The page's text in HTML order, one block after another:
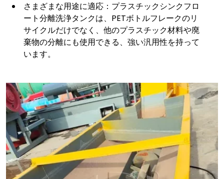
さまざまな用途に適応：プラスチックシンクフロ
ート分離洗浄タンクは、PETボトルフレークのリ
サイクルだけでなく、他のプラスチック材料や廃
棄物の分離にも使用できる、強い汎用性を持って
います。